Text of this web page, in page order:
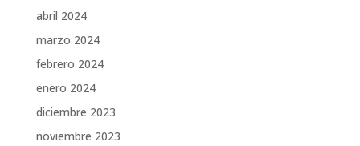
abril 2024
marzo 2024
febrero 2024
enero 2024
diciembre 2023
noviembre 2023